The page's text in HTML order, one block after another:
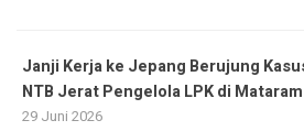
Janji Kerja ke Jepang Berujung
NTB Jerat Pengelola LPK di Mataram
29 Juni 2026